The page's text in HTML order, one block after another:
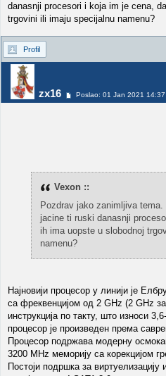
danasnji procesori i koja im je cena,
trgovini ili imaju specijalnu namenu?
Profil
zx16 Poslao: 01 Jan 2021 14:37
Vexon ::
Pozdrav jako zanimljiva
jacine ti ruski danasnji
ih ima uopste u slobodnoj
namenu?
Најновији процесор у линији је
са фреквенцијом од 2 GHz (2 GHz
инструкција по такту, што износи
процесор је произведен према
Процесор подржава модерну
3200 MHz меморију са корекцијом
Постоји подршка за